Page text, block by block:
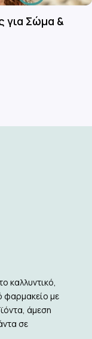
για Σώμα &
καλλυντικό,
φαρμακείο με
άμεση
σε